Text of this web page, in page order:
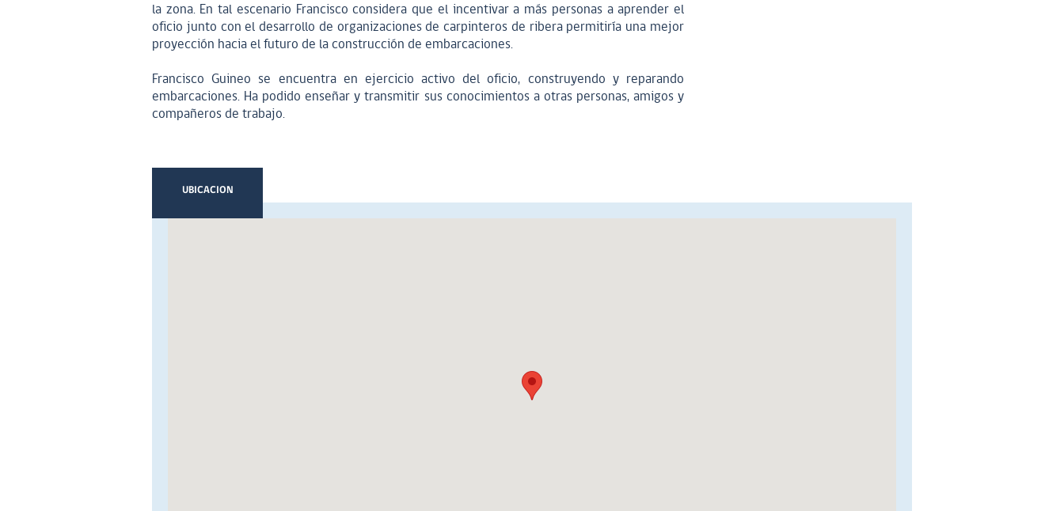
la zona. En tal escenario Francisco considera que el incentivar a más personas a aprender el
oficio junto con el desarrollo de organizaciones de carpinteros de ribera permitiría una mejor
proyección hacia el futuro de la construcción de embarcaciones.
Francisco Guineo se encuentra en ejercicio activo del oficio, construyendo y reparando
embarcaciones. Ha podido enseñar y transmitir sus conocimientos a otras personas, amigos y
compañeros de trabajo.
UBICACION